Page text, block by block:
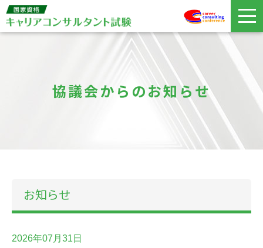
協議会からのお知らせ
お知らせ
2026年07月31日